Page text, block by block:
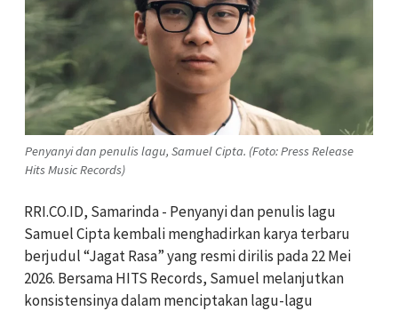
Penyanyi dan penulis lagu, Samuel Cipta. (Foto: Press Release
Hits Music Records)
RRI.CO.ID, Samarinda - Penyanyi dan penulis lagu
Samuel Cipta kembali menghadirkan karya terbaru
berjudul “Jagat Rasa” yang resmi dirilis pada 22 Mei
2026. Bersama HITS Records, Samuel melanjutkan
konsistensinya dalam menciptakan lagu-lagu